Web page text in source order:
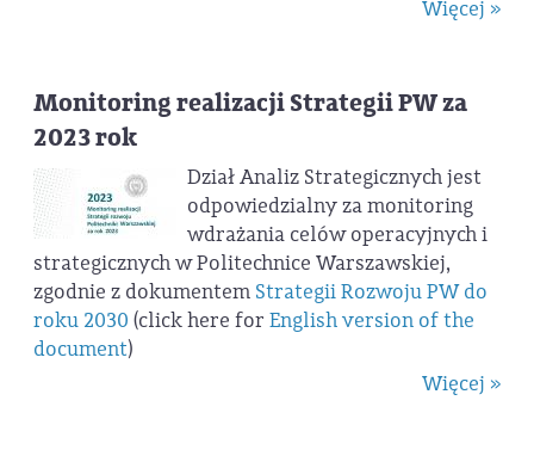
Więcej »
Monitoring realizacji Strategii PW za
2023 rok
Dział Analiz Strategicznych jest
odpowiedzialny za monitoring
wdrażania celów operacyjnych i
strategicznych w Politechnice Warszawskiej,
zgodnie z dokumentem Strategii Rozwoju PW do
roku 2030 (click here for English version of the
document)
Więcej »